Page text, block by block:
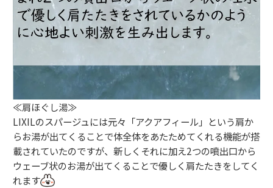
≪肩ほぐし湯≫
LIXILのスパージュには元々「アクアフィール」という肩か
らお湯が出てくることで体全体をあたためてくれる機能が搭
載されていたのですが、新しくそれに加え2つの噴出口から
ウェーブ状のお湯が出てくることで優しく肩たたきをしてく
れます